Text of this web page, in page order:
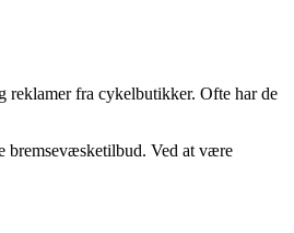
reklamer fra cykelbutikker. Ofte har de
bremsevæsketilbud. Ved at være